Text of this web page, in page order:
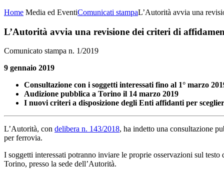
Home Media ed EventiComunicati stampaL’Autorità avvia una
L’Autorità avvia una revisione dei criteri di
Comunicato stampa n. 1/2019
9 gennaio 2019
Consultazione con i soggetti interessati fino al 1° marzo
Audizione pubblica a Torino il 14 marzo 2019
I nuovi criteri a disposizione degli Enti affidanti per
L’Autorità, con delibera n. 143/2018, ha indetto una consultazione
per ferrovia.
I soggetti interessati potranno inviare le proprie osservazioni sul
Torino, presso la sede dell’Autorità.